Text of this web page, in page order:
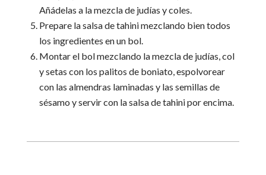
Añádelas a la mezcla de judías y coles.
Prepare la salsa de tahini mezclando bien todos
los ingredientes en un bol.
Montar el bol mezclando la mezcla de judías, col
y setas con los palitos de boniato, espolvorear
con las almendras laminadas y las semillas de
sésamo y servir con la salsa de tahini por encima.